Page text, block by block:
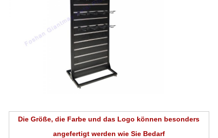
Die Größe, die Farbe und das Logo können besonders
angefertigt werden wie Sie Bedarf